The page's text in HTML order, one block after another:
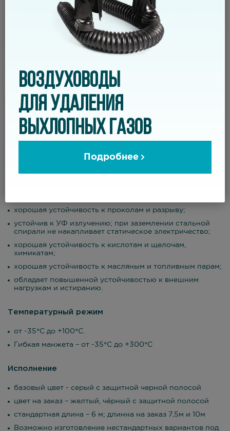
манжета из термостойкого материала на основе
стеклоткани и устройством фиксации на пушке;
защитная внешняя полоса – черного цвета;
спираль – высокоуглеродистая стальная проволока с
антикоррозионным покрытие
Транспортировка теплого воздуха;
Тепловые пушки непрямого нагрева;
Обогрев строительных объектов
хорошая устойчивость к проколам и разрыву;
устойчив к УФ излучению; при заземлении стальной
спирали не накапливает статическое электричество;
хорошая устойчивость к кислотам и щелочам,
химикатам;
хорошая устойчивость к масляным и топливным парам;
обладает повышенной устойчивостью к внешним
нагрузкам и истиранию.
Температурный режим
от -35°С до +100°С.
Гибкая манжета – от -35°С до +300°С
Исполнение
базовый цвет - серый с защитной черной полосой
цвет на заказ – желтый, чёрный с защитной полосой
стандартная длина – 6 м; длинна на заказ 7,5м и 10м
Возможно изготовление нестандартных вариантов под
ВОЗДУХОВОДЫ
ДЛЯ УДАЛЕНИЯ
ВЫХЛОПНЫХ ГАЗОВ
Подробнее